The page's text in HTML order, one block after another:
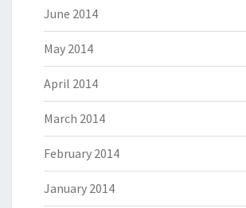
June 2014
May 2014
April 2014
March 2014
February 2014
January 2014